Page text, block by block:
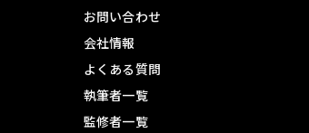
お問い合わせ
会社情報
よくある質問
執筆者一覧
監修者一覧